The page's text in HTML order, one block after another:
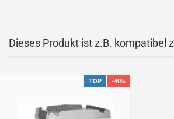
Dieses Produkt ist z.B. kompatibel
TOP -40%